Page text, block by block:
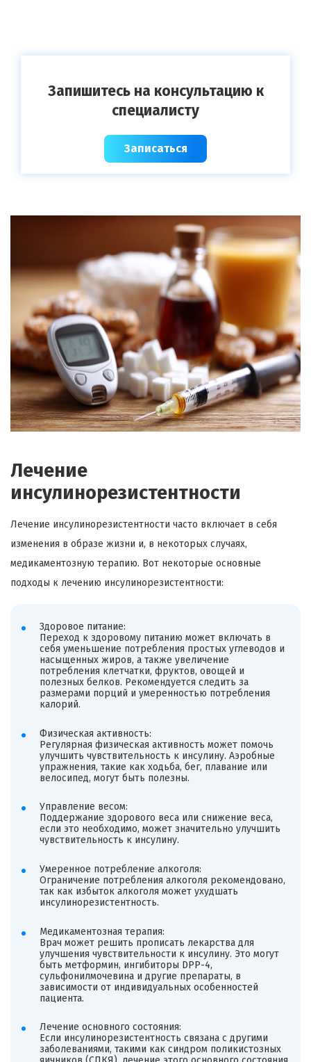
Запишитесь на консультацию к
специалисту
Записаться
Лечение
инсулинорезистентности
Лечение инсулинорезистентности часто включает в себя
изменения в образе жизни и, в некоторых случаях,
медикаментозную терапию. Вот некоторые основные
подходы к лечению инсулинорезистентности:
Здоровое питание:
Переход к здоровому питанию может включать в
себя уменьшение потребления простых углеводов и
насыщенных жиров, а также увеличение
потребления клетчатки, фруктов, овощей и
полезных белков. Рекомендуется следить за
размерами порций и умеренностью потребления
калорий.
Физическая активность:
Регулярная физическая активность может помочь
улучшить чувствительность к инсулину. Аэробные
упражнения, такие как ходьба, бег, плавание или
велосипед, могут быть полезны.
Управление весом:
Поддержание здорового веса или снижение веса,
если это необходимо, может значительно улучшить
чувствительность к инсулину.
Умеренное потребление алкоголя:
Ограничение потребления алкоголя рекомендовано,
так как избыток алкоголя может ухудшать
инсулинорезистентность.
Медикаментозная терапия:
Врач может решить прописать лекарства для
улучшения чувствительности к инсулину. Это могут
быть метформин, ингибиторы DPP-4,
сульфонилмочевина и другие препараты, в
зависимости от индивидуальных особенностей
пациента.
Лечение основного состояния:
Если инсулинорезистентность связана с другими
заболеваниями, такими как синдром поликистозных